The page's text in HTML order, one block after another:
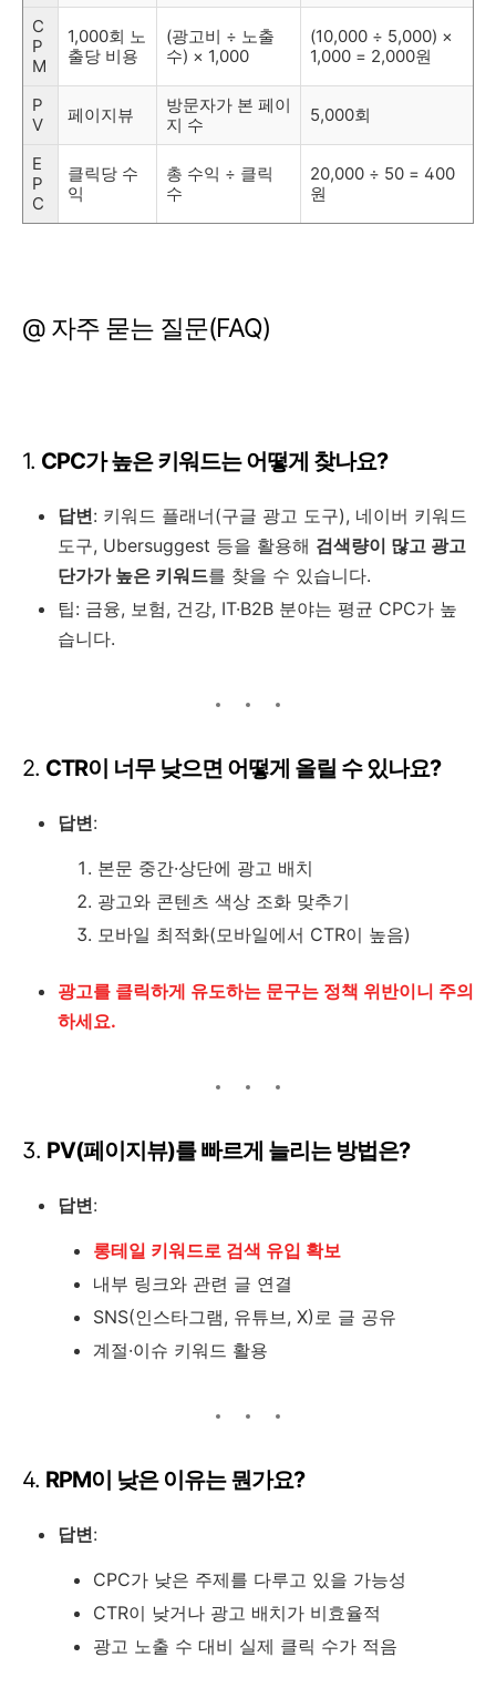
C
P
M
1,000회 노
출당 비용
(광고비 ÷ 노출
수) × 1,000
(10,000 ÷ 5,000) ×
1,000 = 2,000원
P
V
페이지뷰
방문자가 본 페이
지 수
5,000회
E
P
C
클릭당 수
익
총 수익 ÷ 클릭
수
20,000 ÷ 50 = 400
원
@ 자주 묻는 질문(FAQ)
1. CPC가 높은 키워드는 어떻게 찾나요?
답변: 키워드 플래너(구글 광고 도구), 네이버 키워드
도구, Ubersuggest 등을 활용해 검색량이 많고 광고
단가가 높은 키워드를 찾을 수 있습니다.
팁: 금융, 보험, 건강, IT·B2B 분야는 평균 CPC가 높
습니다.
2. CTR이 너무 낮으면 어떻게 올릴 수 있나요?
답변:
본문 중간·상단에 광고 배치
광고와 콘텐츠 색상 조화 맞추기
모바일 최적화(모바일에서 CTR이 높음)
광고를 클릭하게 유도하는 문구는 정책 위반이니 주의
하세요.
3. PV(페이지뷰)를 빠르게 늘리는 방법은?
답변:
롱테일 키워드로 검색 유입 확보
내부 링크와 관련 글 연결
SNS(인스타그램, 유튜브, X)로 글 공유
계절·이슈 키워드 활용
4. RPM이 낮은 이유는 뭔가요?
답변:
CPC가 낮은 주제를 다루고 있을 가능성
CTR이 낮거나 광고 배치가 비효율적
광고 노출 수 대비 실제 클릭 수가 적음